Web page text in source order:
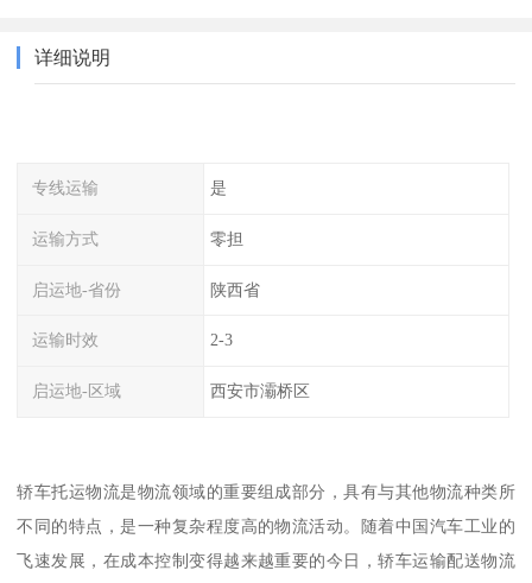
详细说明
专线运输 是
运输方式 零担
启运地-省份 陕西省
运输时效 2-3
启运地-区域 西安市灞桥区
轿车托运物流是物流领域的重要组成部分，具有与其他物流种类所
不同的特点，是一种复杂程度高的物流活动。随着中国汽车工业的
飞速发展，在成本控制变得越来越重要的今日，轿车运输配送物流